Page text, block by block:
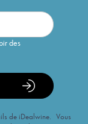
des
de iDealwine. Vous